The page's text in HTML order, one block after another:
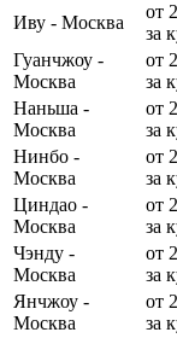
Иву - Москва
от
за
Гуанчжоу -
Москва
от
за
Наньша -
Москва
от
за
Нинбо -
Москва
от
за
Циндао -
Москва
от
за
Чэнду -
Москва
от
за
Янчжоу -
Москва
от
за